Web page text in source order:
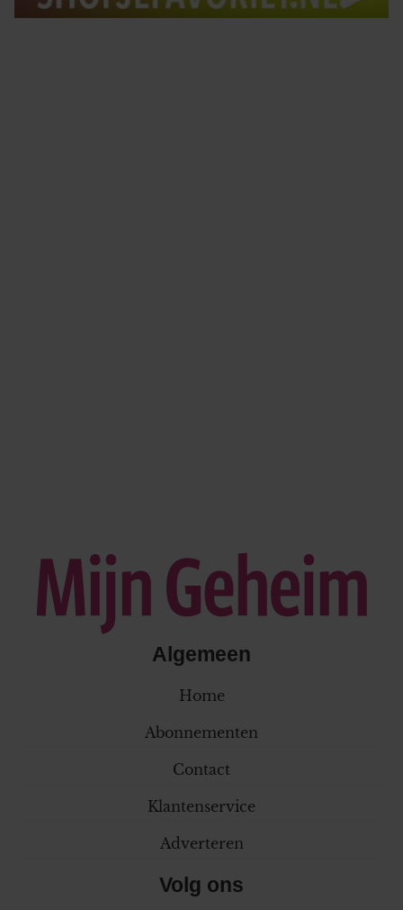
gebruiken.
Algemeen
Home
Abonnementen
Contact
Klantenservice
Adverteren
Volg ons